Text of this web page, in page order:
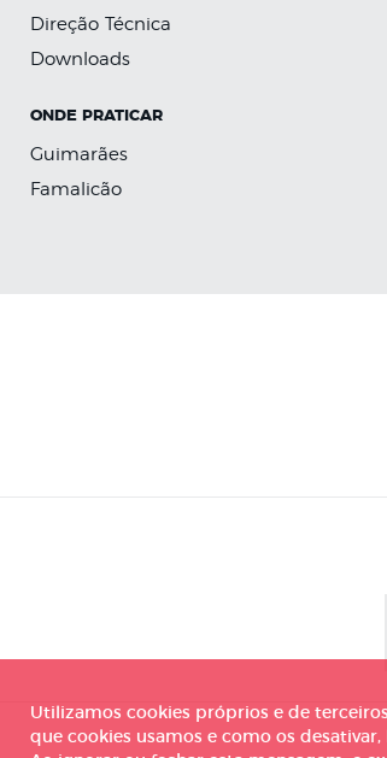
Direção Técnica
Downloads
ONDE PRATICAR
Guimarães
Famalicão
Utilizamos cookies próprios e de
que cookies usamos e como os